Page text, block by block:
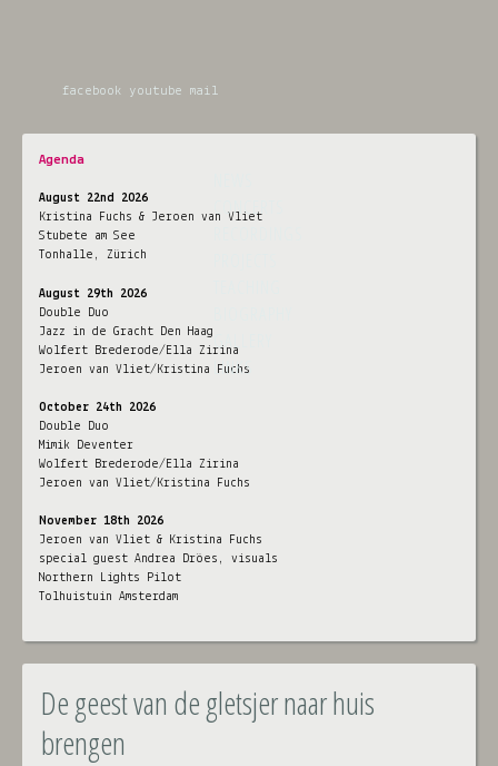
CONCERTS
GALLERY
LINKS
facebook youtube mail
Agenda
August 22nd 2026
Kristina Fuchs & Jeroen van Vliet
Stubete am See
Tonhalle, Zürich
August 29th 2026
Double Duo
Jazz in de Gracht Den Haag
Wolfert Brederode/Ella Zirina
Jeroen van Vliet/Kristina Fuchs
October 24th 2026
Double Duo
Mimik Deventer
Wolfert Brederode/Ella Zirina
Jeroen van Vliet/Kristina Fuchs
November 18th 2026
Jeroen van Vliet & Kristina Fuchs
special guest Andrea Dröes, visuals
Northern Lights Pilot
Tolhuistuin Amsterdam
De geest van de gletsjer naar huis
brengen